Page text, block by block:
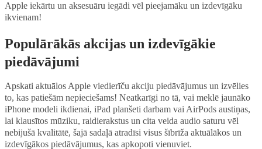
Apple iekārtu un aksesuāru iegādi vēl pieejamāku un izdevīgāku
ikvienam!
Populārākās akcijas un izdevīgākie
piedāvājumi
Apskati aktuālos Apple viedierīču akciju piedāvājumus un izvēlies
to, kas patiešām nepieciešams! Neatkarīgi no tā, vai meklē jaunāko
iPhone modeli ikdienai, iPad planšeti darbam vai AirPods austiņas,
lai klausītos mūziku, raidierakstus un cita veida audio saturu vēl
nebijušā kvalitātē, šajā sadaļā atradīsi visus šībrīža aktuālākos un
izdevīgākos piedāvājumus, kas apkopoti vienuviet.